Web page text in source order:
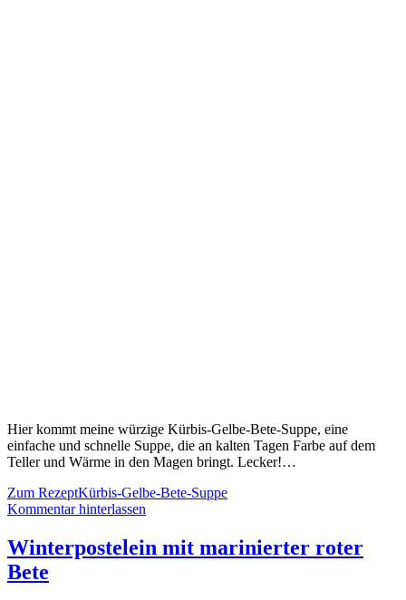
Hier kommt meine würzige Kürbis-Gelbe-Bete-Suppe, eine
einfache und schnelle Suppe, die an kalten Tagen Farbe auf dem
Teller und Wärme in den Magen bringt. Lecker!…
Zum RezeptKürbis-Gelbe-Bete-Suppe
Kommentar hinterlassen
Winterpostelein mit marinierter roter
Bete